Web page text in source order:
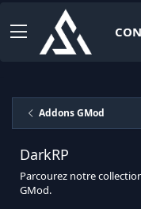
Addons GMod
DarkRP
Parcourez notre
GMod.